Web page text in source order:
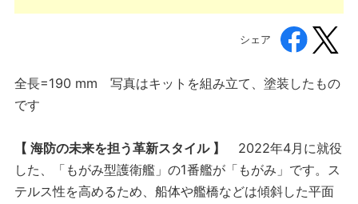
シェア
全長=190 mm 写真はキットを組み立て、塗装したもの
です
【 海防の未来を担う革新スタイル 】
2022年4月に就役
した、「もがみ型護衛艦」の1番艦が「もがみ」です。ス
テルス性を高めるため、船体や艦橋などは傾斜した平面